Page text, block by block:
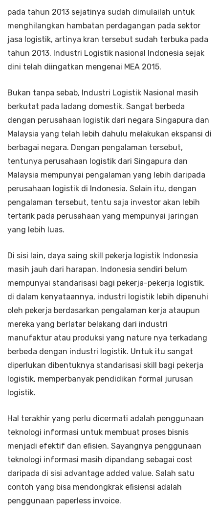
pada tahun 2013 sejatinya sudah dimulailah untuk
menghilangkan hambatan perdagangan pada sektor
jasa logistik, artinya kran tersebut sudah terbuka pada
tahun 2013. Industri Logistik nasional Indonesia sejak
dini telah diingatkan mengenai MEA 2015.
Bukan tanpa sebab, Industri Logistik Nasional masih
berkutat pada ladang domestik. Sangat berbeda
dengan perusahaan logistik dari negara Singapura dan
Malaysia yang telah lebih dahulu melakukan ekspansi di
berbagai negara. Dengan pengalaman tersebut,
tentunya perusahaan logistik dari Singapura dan
Malaysia mempunyai pengalaman yang lebih daripada
perusahaan logistik di Indonesia. Selain itu, dengan
pengalaman tersebut, tentu saja investor akan lebih
tertarik pada perusahaan yang mempunyai jaringan
yang lebih luas.
Di sisi lain, daya saing skill pekerja logistik Indonesia
masih jauh dari harapan. Indonesia sendiri belum
mempunyai standarisasi bagi pekerja-pekerja logistik.
di dalam kenyataannya, industri logistik lebih dipenuhi
oleh pekerja berdasarkan pengalaman kerja ataupun
mereka yang berlatar belakang dari industri
manufaktur atau produksi yang nature nya terkadang
berbeda dengan industri logistik. Untuk itu sangat
diperlukan dibentuknya standarisasi skill bagi pekerja
logistik, memperbanyak pendidikan formal jurusan
logistik.
Hal terakhir yang perlu dicermati adalah penggunaan
teknologi informasi untuk membuat proses bisnis
menjadi efektif dan efisien. Sayangnya penggunaan
teknologi informasi masih dipandang sebagai cost
daripada di sisi advantage added value. Salah satu
contoh yang bisa mendongkrak efisiensi adalah
penggunaan paperless invoice.